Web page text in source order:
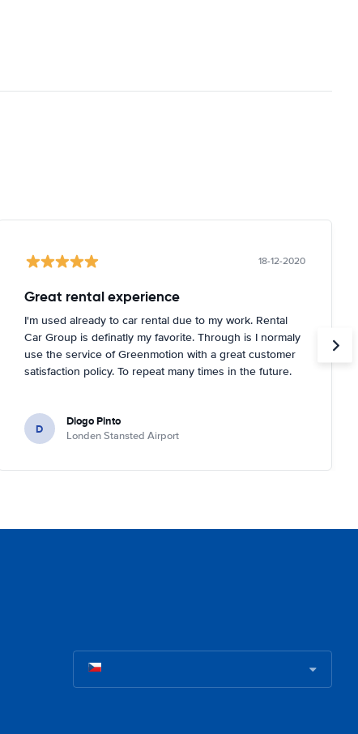
18-12-2020
Great rental experience
I'm used already to car rental due to my work. Rental
Car Group is definatly my favorite. Through is I normaly
use the service of Greenmotion with a great customer
satisfaction policy. To repeat many times in the future.
D Diogo Pinto
Londen Stansted Airport